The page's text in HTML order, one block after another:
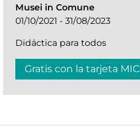
Musei in Comune
01/10/2021 - 31/08/2023
Didáctica para todos
Gratis con la tarjeta MIC